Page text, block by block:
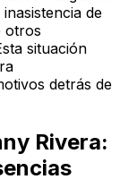
de
otros
situación
detrás de
Rivera: